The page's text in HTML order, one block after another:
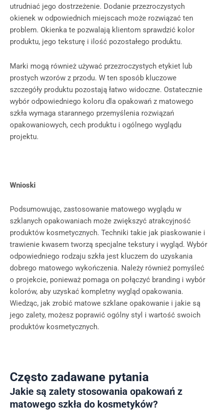
utrudniać jego dostrzeżenie. Dodanie przezroczystych
okienek w odpowiednich miejscach może rozwiązać ten
problem. Okienka te pozwalają klientom sprawdzić kolor
produktu, jego teksturę i ilość pozostałego produktu.
Marki mogą również używać przezroczystych etykiet lub
prostych wzorów z przodu. W ten sposób kluczowe
szczegóły produktu pozostają łatwo widoczne. Ostatecznie
wybór odpowiedniego koloru dla opakowań z matowego
szkła wymaga starannego przemyślenia rozwiązań
opakowaniowych, cech produktu i ogólnego wyglądu
projektu.
Wnioski
Podsumowując, zastosowanie matowego wyglądu w
szklanych opakowaniach może zwiększyć atrakcyjność
produktów kosmetycznych. Techniki takie jak piaskowanie i
trawienie kwasem tworzą specjalne tekstury i wygląd. Wybór
odpowiedniego rodzaju szkła jest kluczem do uzyskania
dobrego matowego wykończenia. Należy również pomyśleć
o projekcie, ponieważ pomaga on połączyć branding i wybór
kolorów, aby uzyskać kompletny wygląd opakowania.
Wiedząc, jak zrobić matowe szklane opakowanie i jakie są
jego zalety, możesz poprawić ogólny styl i wartość swoich
produktów kosmetycznych.
Często zadawane pytania
Jakie są zalety stosowania opakowań z
matowego szkła do kosmetyków?